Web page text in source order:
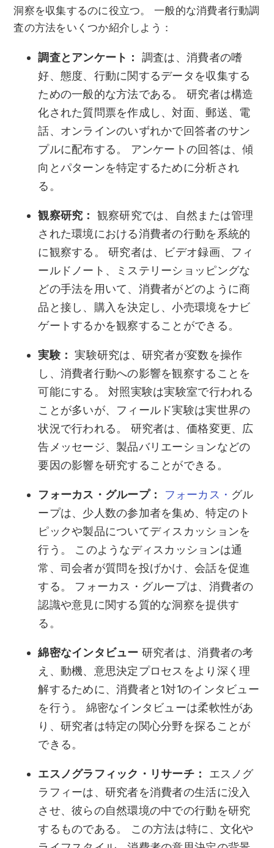
洞察を収集するのに役立つ。 一般的な消費者行動調
査の方法をいくつか紹介しよう：
調査とアンケート： 調査は、消費者の嗜
好、態度、行動に関するデータを収集する
ための一般的な方法である。 研究者は構造
化された質問票を作成し、対面、郵送、電
話、オンラインのいずれかで回答者のサン
プルに配布する。 アンケートの回答は、傾
向とパターンを特定するために分析され
る。
観察研究： 観察研究では、自然または管理
された環境における消費者の行動を系統的
に観察する。 研究者は、ビデオ録画、フィ
ールドノート、ミステリーショッピングな
どの手法を用いて、消費者がどのように商
品と接し、購入を決定し、小売環境をナビ
ゲートするかを観察することができる。
実験：実験研究は、研究者が変数を操作
し、消費者行動への影響を観察することを
可能にする。 対照実験は実験室で行われる
ことが多いが、フィールド実験は実世界の
状況で行われる。 研究者は、価格変更、広
告メッセージ、製品バリエーションなどの
要因の影響を研究することができる。
フォーカス・グループ： フォーカス・ グル
ープは、少人数の参加者を集め、特定のト
ピックや製品についてディスカッションを
行う。 このようなディスカッションは通
常、司会者が質問を投げかけ、会話を促進
する。 フォーカス・グループは、消費者の
認識や意見に関する質的な洞察を提供す
る。
綿密なインタビュー 研究者は、消費者の考
え、動機、意思決定プロセスをより深く理
解するために、消費者と1対1のインタビュー
を行う。 綿密なインタビューは柔軟性があ
り、研究者は特定の関心分野を探ることが
できる。
エスノグラフィック・リサーチ： エスノグ
ラフィーは、研究者を消費者の生活に没入
させ、彼らの自然環境の中での行動を研究
するものである。 この方法は特に、文化や